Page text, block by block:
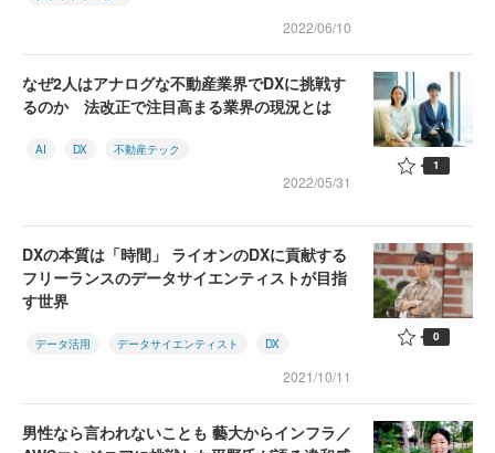
2022/06/10
なぜ2人はアナログな不動産業界でDXに挑戦す
るのか 法改正で注目高まる業界の現況とは
AI DX 不動産テック
2022/05/31
1
DXの本質は「時間」 ライオンのDXに貢献する
フリーランスのデータサイエンティストが目指
す世界
データ活用 データサイエンティスト DX
2021/10/11
0
男性なら言われないことも 藝大からインフラ／